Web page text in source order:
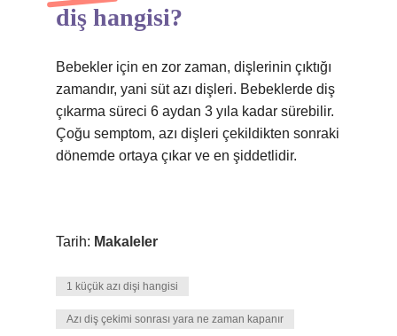
diş hangisi?
Bebekler için en zor zaman, dişlerinin çıktığı
zamandır, yani süt azı dişleri. Bebeklerde diş
çıkarma süreci 6 aydan 3 yıla kadar sürebilir.
Çoğu semptom, azı dişleri çekildikten sonraki
dönemde ortaya çıkar ve en şiddetlidir.
Tarih: Makaleler
1 küçük azı dişi hangisi
Azı diş çekimi sonrası yara ne zaman kapanır